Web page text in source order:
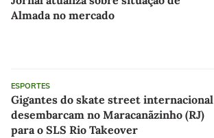
Almada no mercado
ESPORTES
Gigantes do skate street internacional
desembarcam no Maracanãzinho (RJ)
para o SLS Rio Takeover